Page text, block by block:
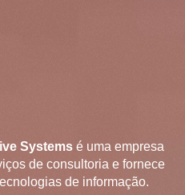
Systemsé uma empresa
de consultoria e fornece
de informação.